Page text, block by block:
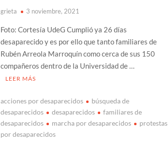
grieta 3 noviembre, 2021
Foto: Cortesía UdeG Cumplió ya 26 días
desaparecido y es por ello que tanto familiares de
Rubén Arreola Marroquín como cerca de sus 150
compañeros dentro de la Universidad de …
LEER MÁS
acciones por desaparecidos
búsqueda de
desaparecidos
desaparecidos
familiares de
desaparecidos
marcha por desaparecidos
protestas
por desaparecidos